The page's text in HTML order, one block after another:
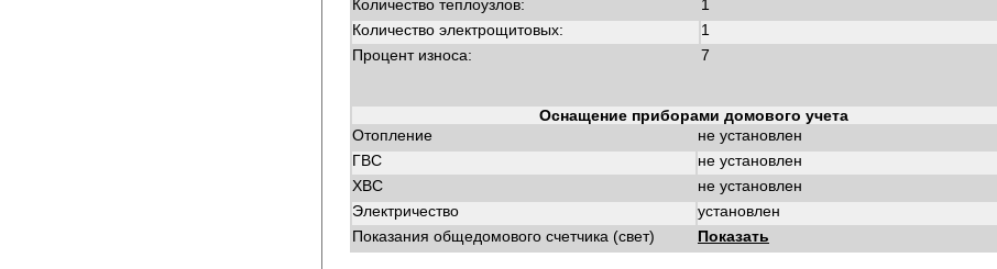
Количество теплоузлов:
1
Количество электрощитовых:
1
Процент износа:
7
Оснащение приборами домового учета
Отопление
не установлен
ГВС
не установлен
ХВС
не установлен
Электричество
установлен
Показания общедомового счетчика (свет)
Показать